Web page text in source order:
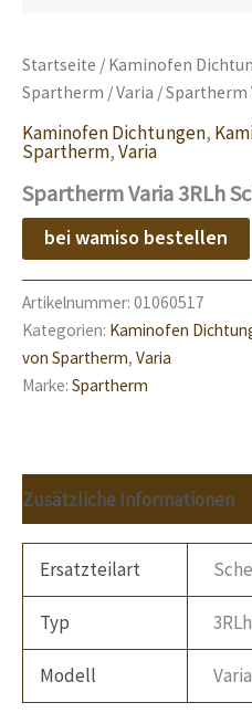
Startseite / Kaminofen
Spartherm /Varia / Spartherm
Kaminofen Dichtungen,
Spartherm,Varia
Spartherm Varia 3RLh
bei wamiso bestellen
Artikelnummer: 01060517
Kategorien: Kaminofen
von Spartherm, Varia
Marke: Spartherm
Zusätzliche Informationen
Ersatzteilart
Typ 3RLh
Modell Varia